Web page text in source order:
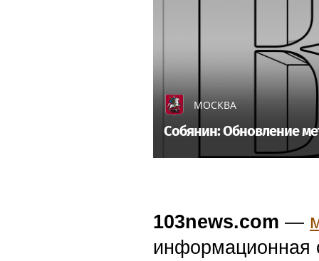
МОСКВА
Собянин: Обновление
103news.com —
информационная